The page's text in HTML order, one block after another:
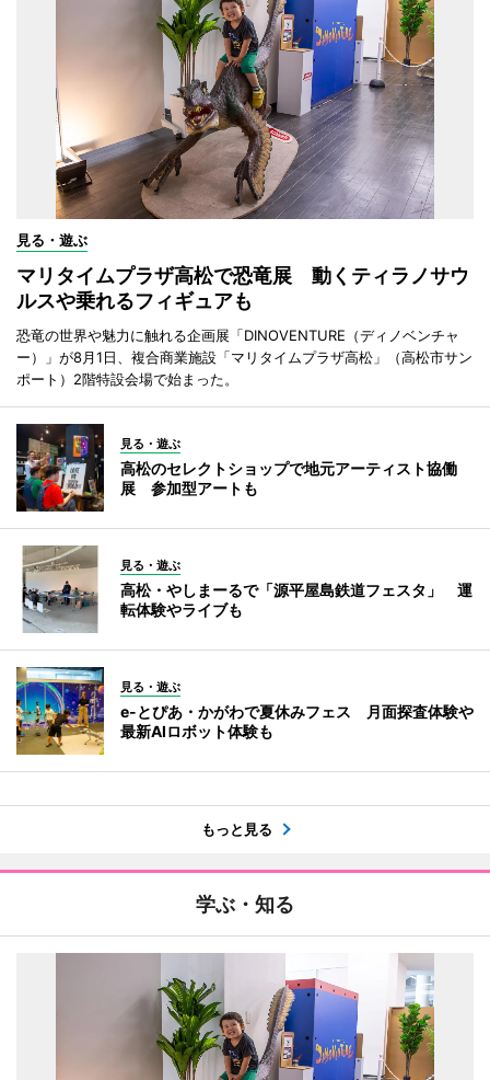
見る・遊ぶ
マリタイムプラザ高松で恐竜展 動くティラノサウ
ルスや乗れるフィギュアも
恐竜の世界や魅力に触れる企画展「DINOVENTURE（ディノベンチャ
ー）」が8月1日、複合商業施設「マリタイムプラザ高松」（高松市サン
ポート）2階特設会場で始まった。
見る・遊ぶ
高松のセレクトショップで地元アーティスト協働
展 参加型アートも
見る・遊ぶ
高松・やしまーるで「源平屋島鉄道フェスタ」 運
転体験やライブも
見る・遊ぶ
e-とぴあ・かがわで夏休みフェス 月面探査体験や
最新AIロボット体験も
もっと見る
学ぶ・知る